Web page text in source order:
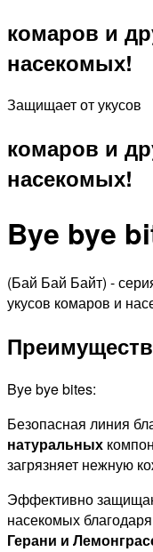
комаров и
насекомых!
Защищает от укусов
комаров и
насекомых!
Bye bye
(Бай Бай Байт) -
укусов комаров и
Bye bye bites:
Безопасная линия
натуральных
загрязняет нежную
Эффективно
насекомых благодаря
Герани и